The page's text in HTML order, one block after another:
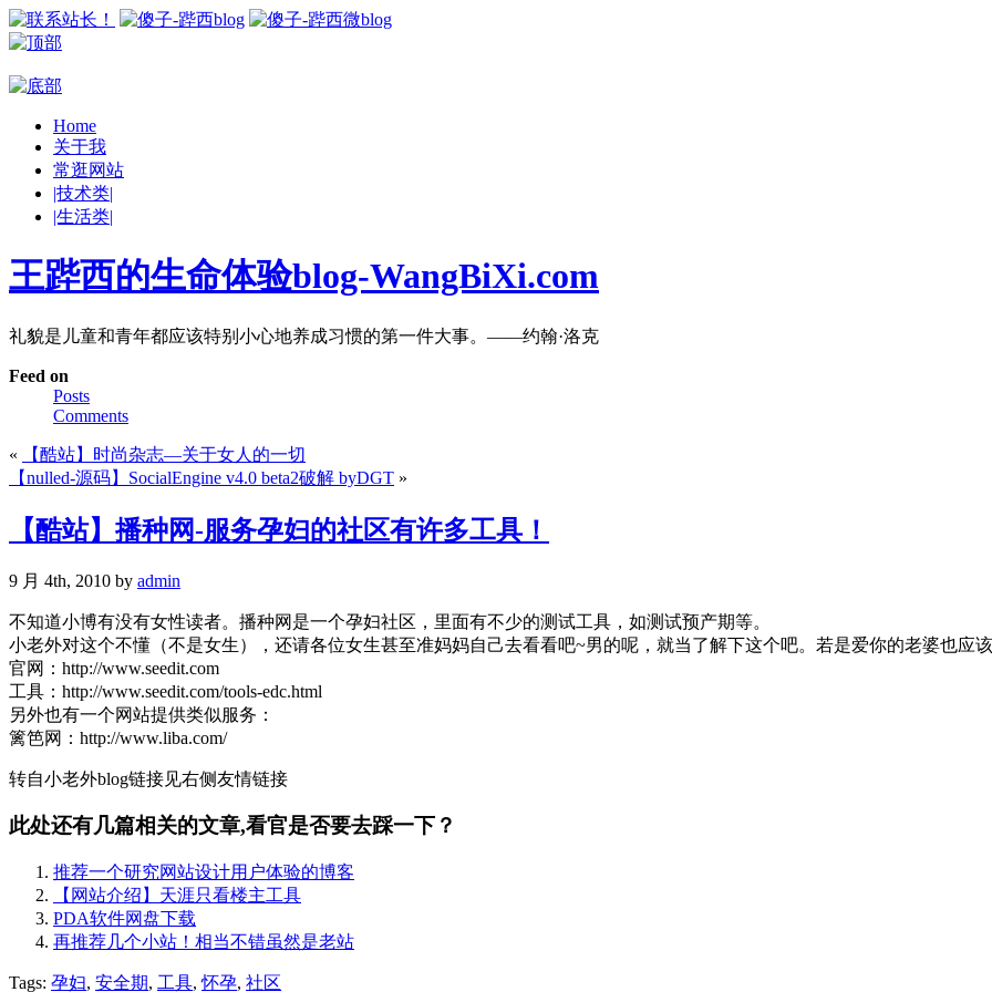
Home
关于我
常逛网站
|技术类|
|生活类|
王跸西的生命体验blog-WangBiXi.com
礼貌是儿童和青年都应该特别小心地养成习惯的第一件大事。——约翰·洛克
Feed on
Posts
Comments
«
【酷站】时尚杂志—关于女人的一切
【nulled-源码】SocialEngine v4.0 beta2破解 byDGT »
【酷站】播种网-服务孕妇的社区有许多工具！
9 月 4th, 2010 by admin
不知道小博有没有女性读者。播种网是一个孕妇社区，里面有不少的测试工具，如测试预产期等。
小老外对这个不懂（不是女生），还请各位女生甚至准妈妈自己去看看吧~男的呢，就当了解下这个吧。若是爱你的老婆也应该
官网：http://www.seedit.com
工具：http://www.seedit.com/tools-edc.html
另外也有一个网站提供类似服务：
篱笆网：http://www.liba.com/
转自小老外blog链接见右侧友情链接
此处还有几篇相关的文章,看官是否要去踩一下？
推荐一个研究网站设计用户体验的博客
【网站介绍】天涯只看楼主工具
PDA软件网盘下载
再推荐几个小站！相当不错虽然是老站
Tags: 孕妇, 安全期, 工具,怀孕, 社区